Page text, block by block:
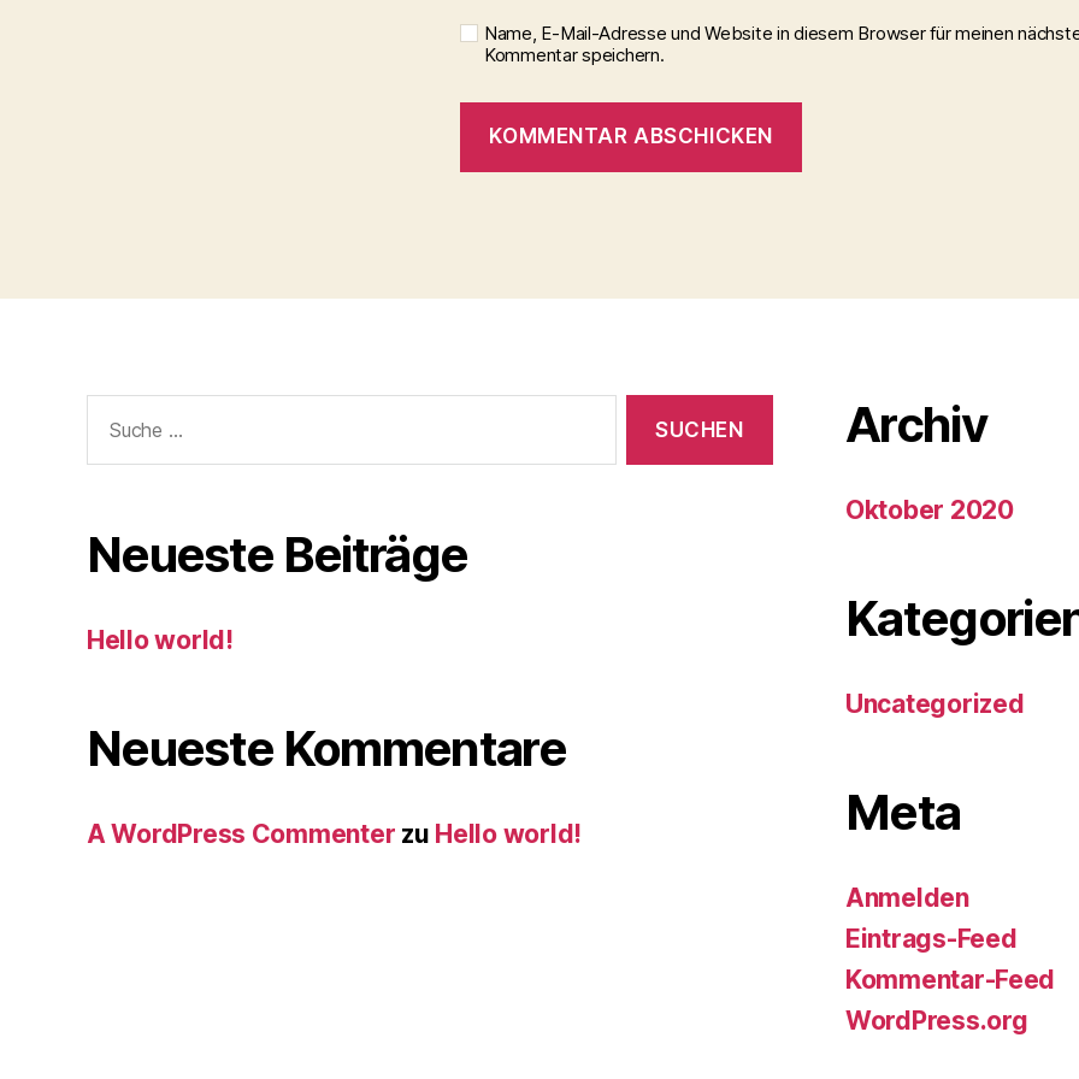
Name, E-Mail-Adresse und Website in diesem Browser für meinen
Kommentar speichern.
nach:
Neueste Beiträge
Hello world!
Neueste Kommentare
A WordPress Commenter zu Hello world!
Archiv
Oktober 2020
Uncategorized
Meta
Anmelden
Eintrags-Feed
Kommentar-Feed
WordPress.org